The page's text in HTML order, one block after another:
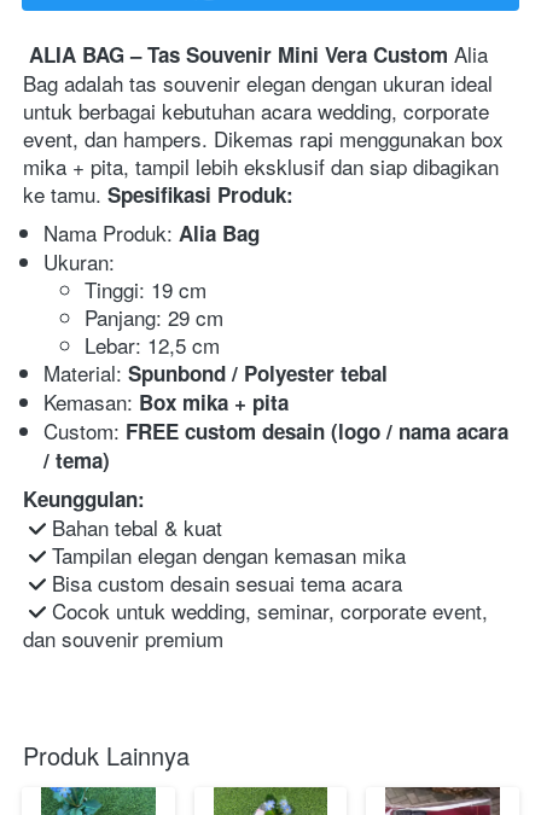
ALIA BAG – Tas Souvenir Mini Vera Custom Alia
Bag adalah tas souvenir elegan dengan ukuran ideal
untuk berbagai kebutuhan acara wedding, corporate
event, dan hampers. Dikemas rapi menggunakan box
mika + pita, tampil lebih eksklusif dan siap dibagikan
ke tamu. Spesifikasi Produk:
Nama Produk: Alia Bag
Ukuran:
Tinggi: 19 cm
Panjang: 29 cm
Lebar: 12,5 cm
Material: Spunbond / Polyester tebal
Kemasan: Box mika + pita
Custom: FREE custom desain (logo / nama acara
/ tema)
Keunggulan:
Bahan tebal & kuat
Tampilan elegan dengan kemasan mika
Bisa custom desain sesuai tema acara
Cocok untuk wedding, seminar, corporate event,
dan souvenir premium
Produk Lainnya